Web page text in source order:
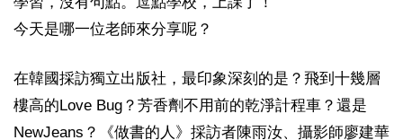
今天是哪一位老師來分享呢？
在韓國採訪獨立出版社，最印象深刻的是？飛到十幾層
樓高的Love Bug？芳香劑不用前的乾淨計程車？還是
NewJeans？《做書的人》採訪者陳雨汝、攝影師廖建華